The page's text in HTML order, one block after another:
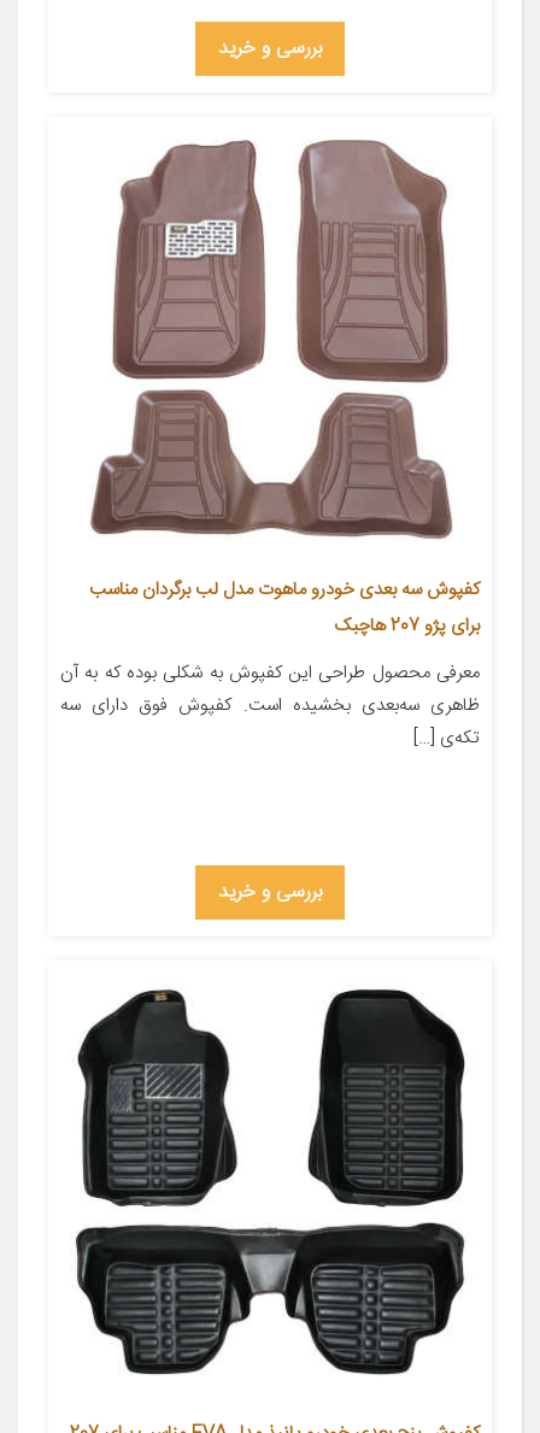
بررسی و خرید
کفپوش سه بعدی خودرو ماهوت مدل لب برگردان مناسب
برای پژو 207 هاچبک
معرفی محصول طراحی این کفپوش به شکلی بوده که به آن
ظاهری سه‌بعدی بخشیده است. کفپوش فوق دارای سه
تکه‌ی […]
بررسی و خرید